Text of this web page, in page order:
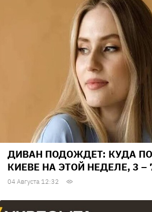
ДИВАН ПОДОЖДЕТ: КУДА
КИЕВЕ НА ЭТОЙ НЕДЕЛЕ, 3 –
04 Августа 12:32